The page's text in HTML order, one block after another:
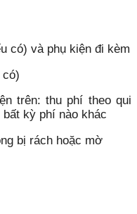
có) và phụ kiện đi kèm
có)
trên: thu phí theo qui
kỳ phí nào khác
bị rách hoặc mờ